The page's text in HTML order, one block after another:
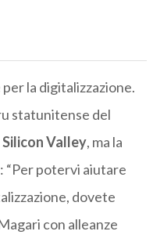
la digitalizzazione.
statunitense del
Silicon Valley, ma la
“Per potervi aiutare
dovete
con alleanze